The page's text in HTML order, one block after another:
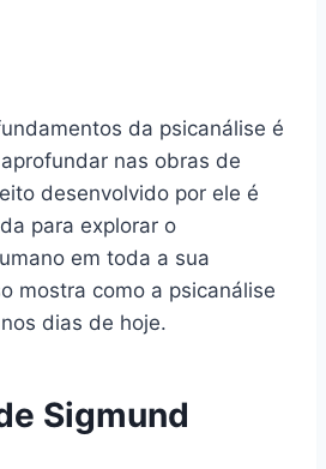
da psicanálise é
nas obras de
desenvolvido por ele é
para explorar o
em toda a sua
mostra como a psicanálise
dias de hoje.
Sigmund